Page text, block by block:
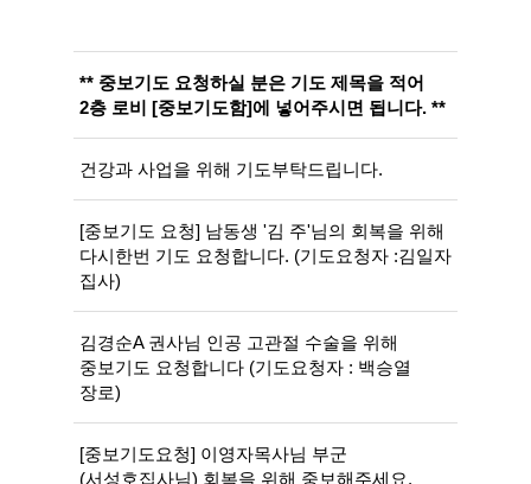
** 중보기도 요청하실 분은 기도 제목을 적어
2층 로비 [중보기도함]에 넣어주시면 됩니다. **
건강과 사업을 위해 기도부탁드립니다.
[중보기도 요청] 남동생 '김 주'님의 회복을 위해
다시한번 기도 요청합니다. (기도요청자 :김일자
집사)
김경순A 권사님 인공 고관절 수술을 위해
중보기도 요청합니다 (기도요청자 : 백승열
장로)
[중보기도요청] 이영자목사님 부군
(서성호집사님) 회복을 위해 중보해주세요.